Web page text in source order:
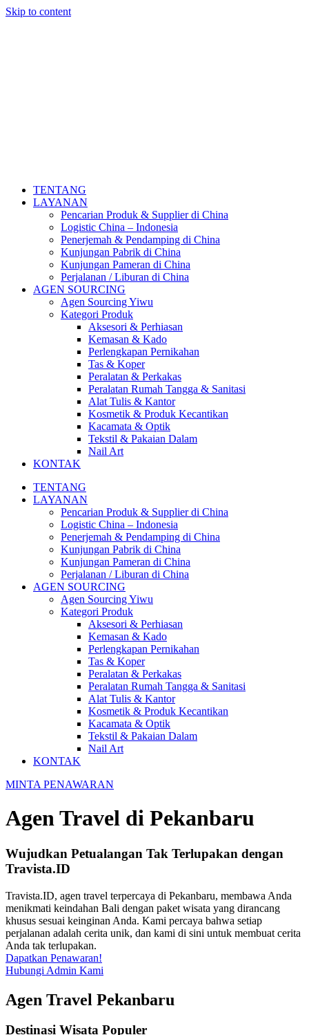
Skip to content
TENTANG
LAYANAN
Pencarian Produk & Supplier di China
Logistic China – Indonesia
Penerjemah & Pendamping di China
Kunjungan Pabrik di China
Kunjungan Pameran di China
Perjalanan / Liburan di China
AGEN SOURCING
Agen Sourcing Yiwu
Kategori Produk
Aksesori & Perhiasan
Kemasan & Kado
Perlengkapan Pernikahan
Tas & Koper
Peralatan & Perkakas
Peralatan Rumah Tangga & Sanitasi
Alat Tulis & Kantor
Kosmetik & Produk Kecantikan
Kacamata & Optik
Tekstil & Pakaian Dalam
Nail Art
KONTAK
TENTANG
LAYANAN
Pencarian Produk & Supplier di China
Logistic China – Indonesia
Penerjemah & Pendamping di China
Kunjungan Pabrik di China
Kunjungan Pameran di China
Perjalanan / Liburan di China
AGEN SOURCING
Agen Sourcing Yiwu
Kategori Produk
Aksesori & Perhiasan
Kemasan & Kado
Perlengkapan Pernikahan
Tas & Koper
Peralatan & Perkakas
Peralatan Rumah Tangga & Sanitasi
Alat Tulis & Kantor
Kosmetik & Produk Kecantikan
Kacamata & Optik
Tekstil & Pakaian Dalam
Nail Art
KONTAK
MINTA PENAWARAN
Agen Travel di Pekanbaru
Wujudkan Petualangan Tak Terlupakan dengan
Travista.ID
Travista.ID, agen travel terpercaya di Pekanbaru, membawa Anda
menikmati keindahan Bali dengan paket wisata yang dirancang
khusus sesuai keinginan Anda. Kami percaya bahwa setiap
perjalanan adalah cerita unik, dan kami di sini untuk membuat cerita
Anda tak terlupakan.
Dapatkan Penawaran!
Hubungi Admin Kami
Agen Travel Pekanbaru
Destinasi Wisata Populer